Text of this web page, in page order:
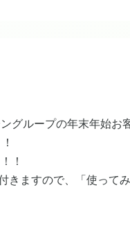
グループの年末年始お
！
きますので、「使って